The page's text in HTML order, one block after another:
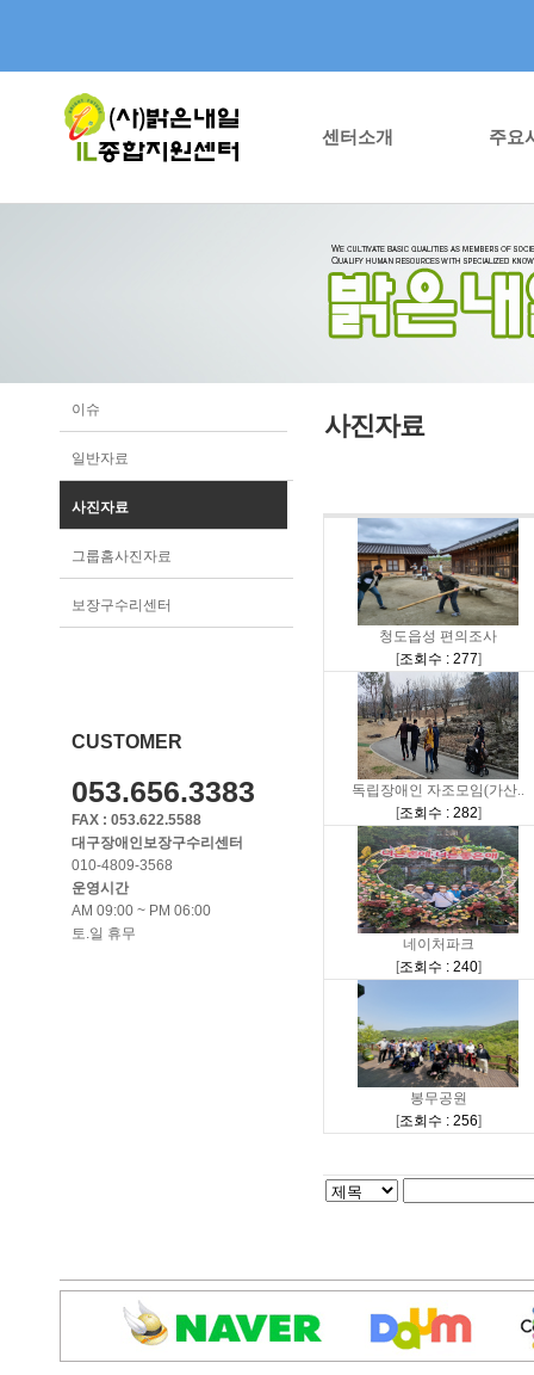
센터소개 주요
이슈
일반자료
사진자료
그룹홈사진자료
보장구수리센터
CUSTOMER
053.656.3383
FAX : 053.622.5588
대구장애인보장구수리센터
010-4809-3568
운영시간
AM 09:00 ~ PM 06:00
토.일 휴무
사진자료
청도읍성 편의조사
[조회수 : 277]
독립장애인 자조모임(가산..
[조회수 : 282]
네이처파크
[조회수 : 240]
봉무공원
[조회수 : 256]